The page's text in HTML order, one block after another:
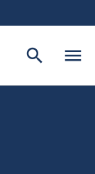
menu
search